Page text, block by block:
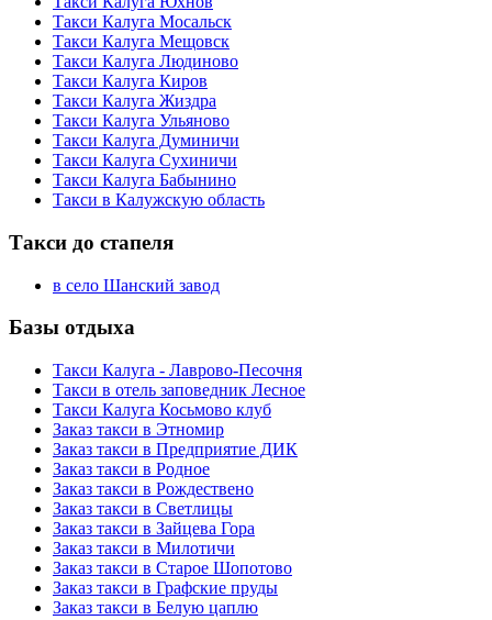
Такси Калуга Мосальск
Такси Калуга Мещовск
Такси Калуга Людиново
Такси Калуга Киров
Такси Калуга Жиздра
Такси Калуга Ульяново
Такси Калуга Думиничи
Такси Калуга Сухиничи
Такси Калуга Бабынино
Такси в Калужскую область
Такси до стапеля
в село Шанский завод
Базы отдыха
Такси Калуга - Лаврово-Песочня
Такси в отель заповедник Лесное
Такси Калуга Косьмово клуб
Заказ такси в Этномир
Заказ такси в Предприятие ДИК
Заказ такси в Родное
Заказ такси в Рождествено
Заказ такси в Светлицы
Заказ такси в Зайцева Гора
Заказ такси в Милотичи
Заказ такси в Старое Шопотово
Заказ такси в Графские пруды
Заказ такси в Белую цаплю